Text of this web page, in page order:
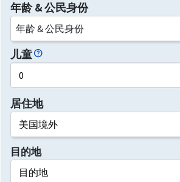
年龄 & 公民身份
年龄 & 公民身份
儿童
居住地
目的地